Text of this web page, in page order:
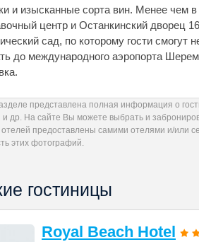
и изысканные сорта вин. Менее чем
центр и Останкинский дворец
сад, по которому гости
до международного аэропорта
представлена полная информация о
и др. На сайте Вы можете выбрать и
предоставлены самими отелями и/или
этих фотографий.
гостиницы
Royal Beach Hotel